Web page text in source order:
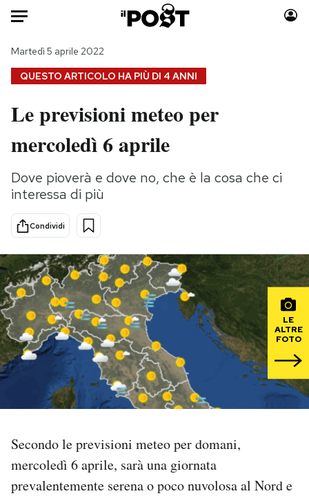
HOME
Italia
Politica
Tecnologia
Internet
Scienza
Cultura
Economia
Sport
Moda
Storie/Idee
Altrecose
Mondiali calcio 2026
PODCAST
NEWSLETTER
SHOP
QUESTO ARTICOLO HA PIÙ DI 4 ANNI
Martedì 5 aprile 2022
Le previsioni meteo per
mercoledì 6 aprile
Dove pioverà e dove no, che è la cosa che ci
interessa di più
Condividi
LE
ALTRE
FOTO
Secondo le previsioni meteo per domani,
mercoledì 6 aprile, sarà una giornata
prevalentemente serena o poco nuvolosa al Nord e